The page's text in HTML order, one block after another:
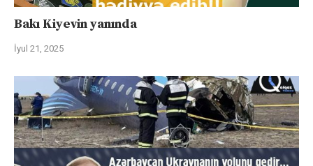
Bakı Kiyevin yanında
İyul 21, 2025